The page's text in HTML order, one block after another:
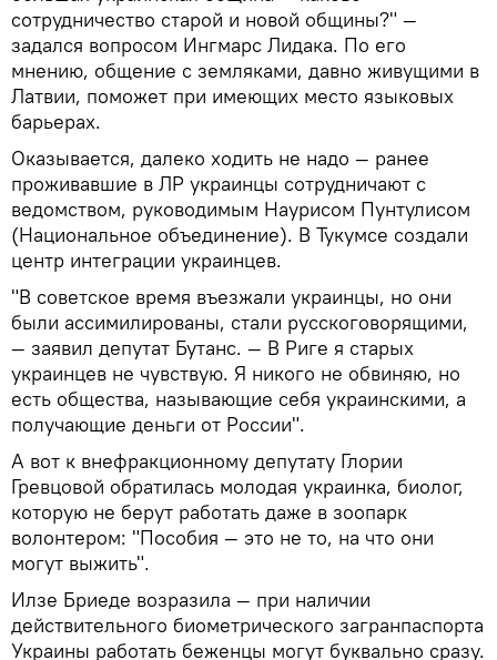
сотрудничество старой и новой общины?" —
задался вопросом Ингмарс Лидака. По его
мнению, общение с земляками, давно живущими в
Латвии, поможет при имеющих место языковых
барьерах.
Оказывается, далеко ходить не надо — ранее
проживавшие в ЛР украинцы сотрудничают с
ведомством, руководимым Наурисом Пунтулисом
(Национальное объединение). В Тукумсе создали
центр интеграции украинцев.
"В советское время въезжали украинцы, но они
были ассимилированы, стали русскоговорящими,
— заявил депутат Бутанс. — В Риге я старых
украинцев не чувствую. Я никого не обвиняю, но
есть общества, называющие себя украинскими, а
получающие деньги от России".
А вот к внефракционному депутату Глории
Гревцовой обратилась молодая украинка, биолог,
которую не берут работать даже в зоопарк
волонтером: "Пособия — это не то, на что они
могут выжить".
Илзе Бриеде возразила — при наличии
действительного биометрического загранпаспорта
Украины работать беженцы могут буквально сразу.